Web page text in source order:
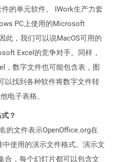
的单元软件。 IWork生产力套
PC上使用的Microsoft
此，我们可以说MacOS可用的
Excel的竞争对手。同样，
，数字文件也可能包含表，图
以找到各种软件将数字文件转
电子表格。
？
的文件表示OpenOffice.org在
中使用的演示文件格式。演示文
合，每个幻灯片都可以包含文